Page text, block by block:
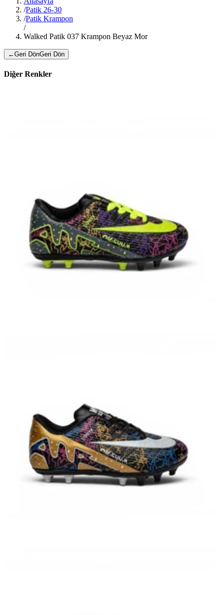
/Patik 26-30
/Patik Krampon
/
Walked Patik 037 Krampon Beyaz Mor
←Geri DönGeri Dön
Diğer Renkler